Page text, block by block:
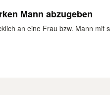
Mann abzugeben
an eine Frau bzw. Mann mit